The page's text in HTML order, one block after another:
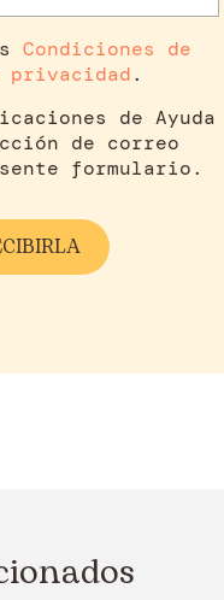
Condiciones de
.
de Ayuda
de correo
formulario.